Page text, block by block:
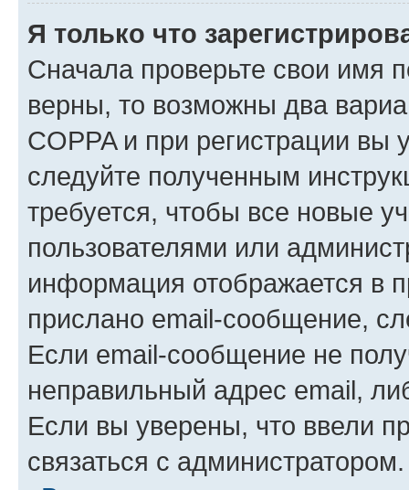
Я только что
Сначала проверьте свои имя
верны, то возможны два
COPPA и при регистрации вы
следуйте полученным
требуется, чтобы все новые
пользователями или
информация отображается в
прислано email-сообщение,
Если email-сообщение не
неправильный адрес email,
Если вы уверены, что ввели
связаться с администратором.